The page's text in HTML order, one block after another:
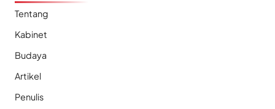
Tentang
Kabinet
Budaya
Artikel
Penulis